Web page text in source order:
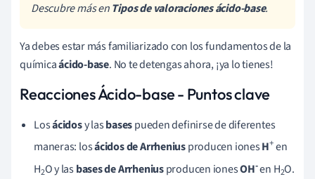
Descubre más enTipos de valoraciones ácido-base.
Ya debes estar más familiarizado con los fundamentos de la
químicaácido-base. No te detengas ahora, ¡ya lo tienes!
Reacciones Ácido-base - Puntos clave
Losácidosy lasbasespueden definirse de diferentes
maneras: losácidos de Arrheniusproducen ionesH+en
H2O y lasbases de Arrheniusproducen ionesOH-en H2O.